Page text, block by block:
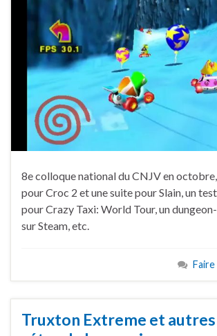
8e colloque national du CNJV en
pour Croc 2 et une suite pour Slain, un
pour Crazy Taxi: World Tour, un
sur Steam, etc.
Truxton Extreme et